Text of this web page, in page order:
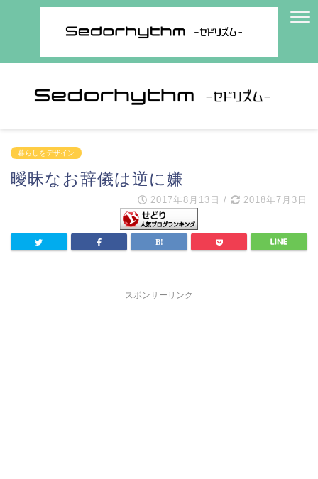
暮らしをデザイン
曖昧なお辞儀は逆に嫌
2017年8月13日 / 2018年7月3日
スポンサーリンク